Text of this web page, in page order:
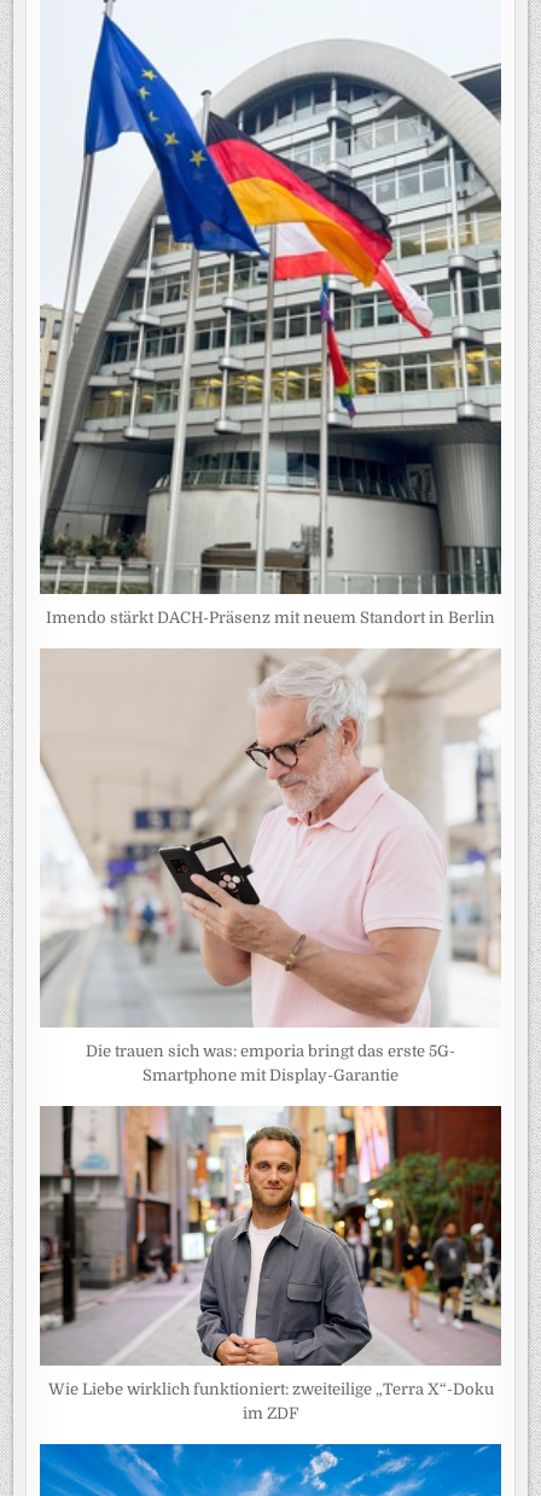
Imendo stärkt DACH-Präsenz mit neuem Standort in Berlin
Die trauen sich was: emporia bringt das erste 5G-
Smartphone mit Display-Garantie
Wie Liebe wirklich funktioniert: zweiteilige „Terra X“-Doku
im ZDF